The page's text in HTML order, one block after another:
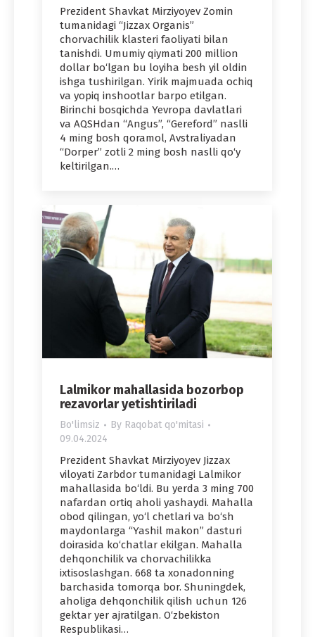
Prezident Shavkat Mirziyoyev Zomin
tumanidagi “Jizzax Organis”
chorvachilik klasteri faoliyati bilan
tanishdi. Umumiy qiymati 200 million
dollar bo‘lgan bu loyiha besh yil oldin
ishga tushirilgan. Yirik majmuada ochiq
va yopiq inshootlar barpo etilgan.
Birinchi bosqichda Yevropa davlatlari
va AQSHdan “Angus”, “Gereford” naslli
4 ming bosh qoramol, Avstraliyadan
“Dorper” zotli 2 ming bosh naslli qo‘y
keltirilgan.…
Lalmikor mahallasida bozorbop
rezavorlar yetishtiriladi
Bo'limsiz By Raqobat qo'mitasi
09.04.2024
Prezident Shavkat Mirziyoyev Jizzax
viloyati Zarbdor tumanidagi Lalmikor
mahallasida bo‘ldi. Bu yerda 3 ming 700
nafardan ortiq aholi yashaydi. Mahalla
obod qilingan, yo‘l chetlari va bo‘sh
maydonlarga “Yashil makon” dasturi
doirasida ko‘chatlar ekilgan. Mahalla
dehqonchilik va chorvachilikka
ixtisoslashgan. 668 ta xonadonning
barchasida tomorqa bor. Shuningdek,
aholiga dehqonchilik qilish uchun 126
gektar yer ajratilgan. O‘zbekiston
Respublikasi…